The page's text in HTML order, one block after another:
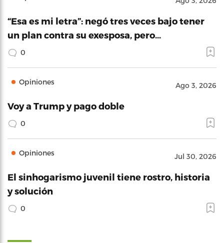
“Esa es mi letra”: negó tres veces bajo tener
un plan contra su exesposa, pero…
0
Opiniones Ago 3, 2026
Voy a Trump y pago doble
0
Opiniones Jul 30, 2026
El sinhogarismo juvenil tiene rostro, historia
y solución
0